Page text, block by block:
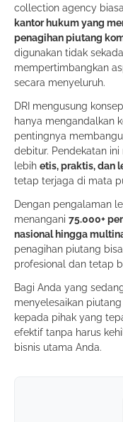
collection agency
kantor hukum yang
penagihan piutang
digunakan tidak
mempertimbangkan
secara menyeluruh.
DRI mengusung
hanya mengandalkan
pentingnya
debitur. Pendekatan
lebih etis, praktis, dan
tetap terjaga di mata
Dengan pengalaman
menangani 75.000+
nasional hingga
penagihan piutang
profesional dan tetap
Bagi Anda yang
menyelesaikan
kepada pihak yang
efektif tanpa harus
bisnis utama Anda.